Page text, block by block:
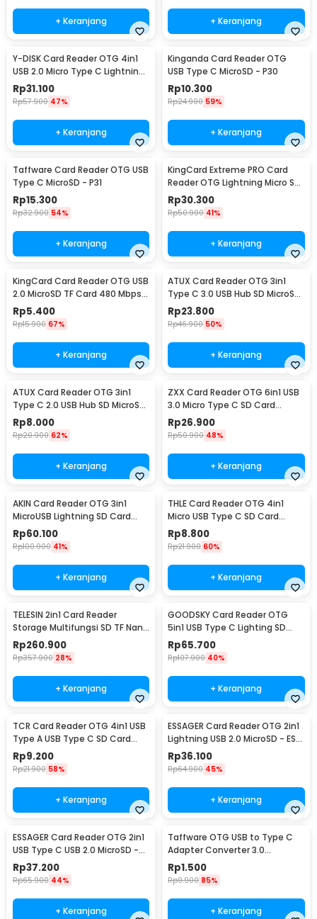
+ Keranjang + Keranjang
Y-DISK Card Reader OTG 4in1
USB 2.0 Micro Type C Lightning
MicroSD - CR125
Rp31.100
Rp57.900 47%
+ Keranjang
Kinganda Card Reader OTG
USB Type C MicroSD - P30
Rp10.300
Rp24.900 59%
+ Keranjang
Taffware Card Reader OTG USB
Type C MicroSD - P31
Rp15.300
Rp32.900 54%
+ Keranjang
KingCard Extreme PRO Card
Reader OTG Lightning Micro SD
- TF56
Rp30.300
Rp50.900 41%
+ Keranjang
KingCard Card Reader OTG USB
2.0 MicroSD TF Card 480 Mbps -
TF57
Rp5.400
Rp15.900 67%
+ Keranjang
ATUX Card Reader OTG 3in1
Type C 3.0 USB Hub SD MicroSD
- AT3
Rp23.800
Rp46.900 50%
+ Keranjang
ATUX Card Reader OTG 3in1
Type C 2.0 USB Hub SD MicroSD
- AT32
Rp8.000
Rp20.900 62%
+ Keranjang
ZXX Card Reader OTG 6in1 USB
3.0 Micro Type C SD Card
MicroSD USB - Z61
Rp26.900
Rp50.900 48%
+ Keranjang
AKIN Card Reader OTG 3in1
MicroUSB Lightning SD Card
MicroSD USB 3.0 - NK303T
Rp60.100
Rp100.900 41%
+ Keranjang
THLE Card Reader OTG 4in1
Micro USB Type C SD Card
MicroSD USB 3.0 - THR4
Rp8.800
Rp21.900 60%
+ Keranjang
TELESIN 2in1 Card Reader
Storage Multifungsi SD TF Nano
SIM Card - S6-MCR-01
Rp260.900
Rp357.900 28%
+ Keranjang
GOODSKY Card Reader OTG
5in1 USB Type C Lighting SD
MicroSD USB Type A - NK-1032
Pro
Rp65.700
Rp107.900 40%
+ Keranjang
TCR Card Reader OTG 4in1 USB
Type A USB Type C SD Card
MicroSD - INU60
Rp9.200
Rp21.900 58%
+ Keranjang
ESSAGER Card Reader OTG 2in1
Lightning USB 2.0 MicroSD - ES-
DK02
Rp36.100
Rp64.900 45%
+ Keranjang
ESSAGER Card Reader OTG 2in1
USB Type C USB 2.0 MicroSD -
ES-DK02
Rp37.200
Rp65.900 44%
+ Keranjang
Taffware OTG USB to Type C
Adapter Converter 3.0
Aluminium Alloy - A2
Rp1.500
Rp9.900 85%
+ Keranjang